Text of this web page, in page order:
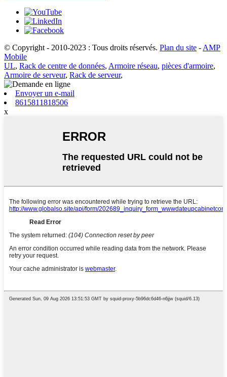
© Copyright - 2010-2023 : Tous droits réservés. Plan du site -AMP
Mobile
UL, Rack de centre de données, Armoire réseau, pièces d'armoire,
Armoire de serveur, Rack de serveur,
Envoyer un e-mail
8615811818506
x